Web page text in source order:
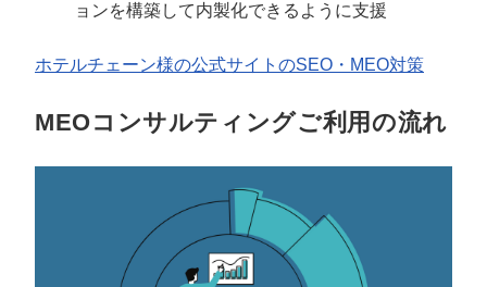
ョンを構築して内製化できるように支援
ホテルチェーン様の公式サイトのSEO・MEO対策
MEOコンサルティングご利用の流れ